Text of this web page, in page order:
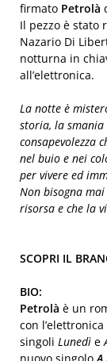
firmato Petrolà
Il pezzo è stato
Nazario Di
notturna in
all’elettronica.
La notte è
storia, la
consapevolezza
nel buio e nei
per vivere ed
Non bisogna
risorsa e che la
SCOPRI IL
BIO:
Petrolà è un
con
singoli Lunedì e